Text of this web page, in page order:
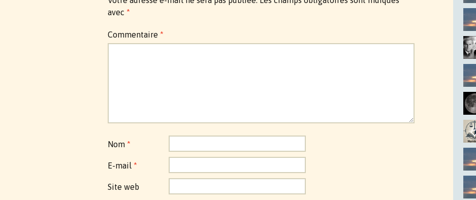
avec *
Commentaire *
Nom *
E-mail *
Site web